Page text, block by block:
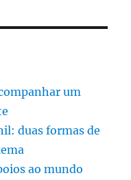
um
duas formas de
ao mundo